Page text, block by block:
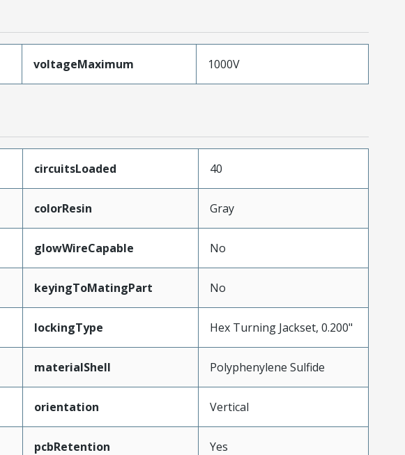
voltageMaximum 1000V
circuitsLoaded 40
colorResin Gray
glowWireCapable No
keyingToMatingPart No
lockingType Hex Turning Jackset, 0.200"
materialShell Polyphenylene Sulfide
orientation Vertical
pcbRetention Yes